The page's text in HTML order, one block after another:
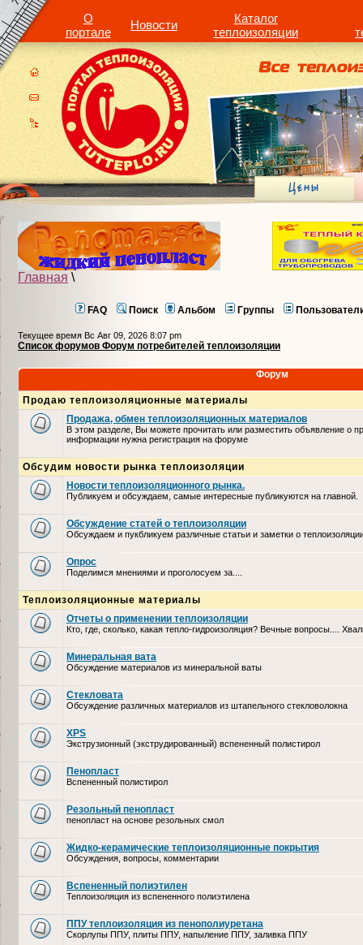
О
портале
Новости
Каталог
теплоизоляции
Главная \
FAQ Поиск Альбом Группы
Текущее время Вс Авг 09, 2026 8:07 pm
Список форумов Форум потребителей теплоизоляции
Форум
Продаю теплоизоляционные материалы
Продажа, обмен теплоизоляционных материалов
В этом разделе, Вы можете прочитать или разместить объявление о
информации нужна регистрация на форуме
Обсудим новости рынка теплоизоляции
Новости теплоизоляционного рынка.
Публикуем и обсуждаем, самые интересные публикуются на главной.
Обсуждение статей о теплоизоляции
Обсуждаем и пукбликуем различные статьи и заметки о
Опрос
Поделимся мнениями и проголосуем за....
Теплоизоляционные материалы
Отчеты о применении теплоизоляции
Кто, где, сколько, какая тепло-гидроизоляция? Вечные вопросы....
Минеральная вата
Обсуждение материалов из минеральной ваты
Стекловата
Обсуждение различных материалов из штапельного стекловолокна
XPS
Экструзионный (экструдированный) вспененный полистирол
Пенопласт
Вспененный полистирол
Резольный пенопласт
пенопласт на основе резольных смол
Жидко-керамические теплоизоляционные покрытия
Обсуждения, вопросы, комментарии
Вспененный полиэтилен
Теплоизоляция из вспененного полиэтилена
ППУ теплоизоляция из пенополиуретана
Скорлупы ППУ, плиты ППУ, напыление ППУ, заливка ППУ